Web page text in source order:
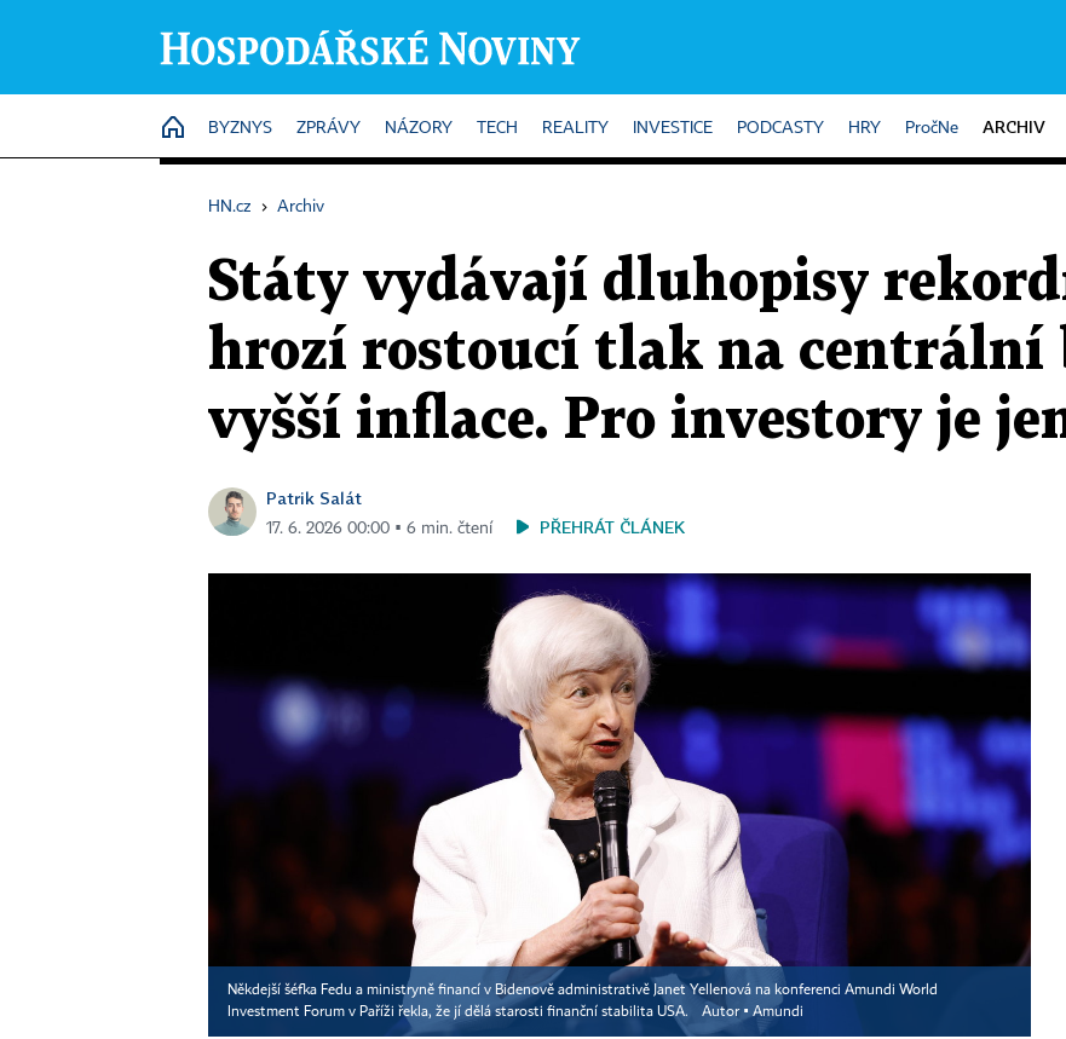
HOME
BYZNYS ZPRÁVY NÁZORY TECH REALITY INVESTICE PODCASTY HRY PročNe ARCHIV
HN.cz › Archiv
Státy vydávají dluhopisy
hrozí rostoucí tlak na centrální
vyšší inflace. Pro investory je
Patrik Salát
17. 6. 2026 00:00 ▪ 6 min. čtení PŘEHRÁT ČLÁNEK
Někdejší šéfka Fedu a ministryně financí v Bidenově administrativě Janet Yellenová na konferenci Amundi World
Investment Forum v Paříži řekla, že jí dělá starosti finanční stabilita USA.
Autor ▪ Amundi